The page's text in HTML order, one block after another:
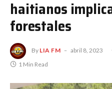
haitianos
forestales
By LIA FM abril 8, 2023
1 Min Read